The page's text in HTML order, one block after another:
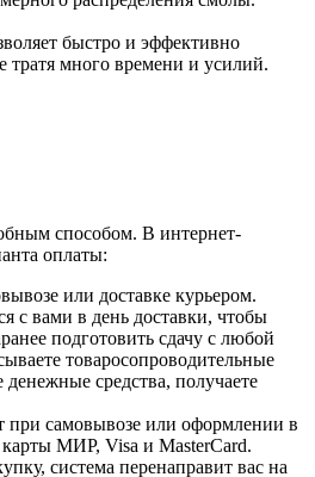
быстро и эффективно
тратя много времени и усилий.
способом. В интернет-
оплаты:
или доставке курьером.
с вами в день доставки, чтобы
подготовить сдачу с любой
товаросопроводительные
средства, получаете
при самовывозе или оформлении в
карты МИР, Visa и MasterCard.
система перенаправит вас на